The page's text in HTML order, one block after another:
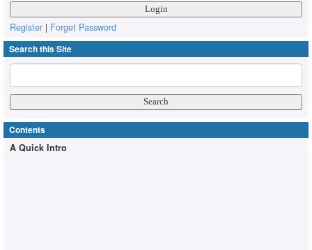
Register | Forget Password
Search this Site
Contents
A Quick Intro